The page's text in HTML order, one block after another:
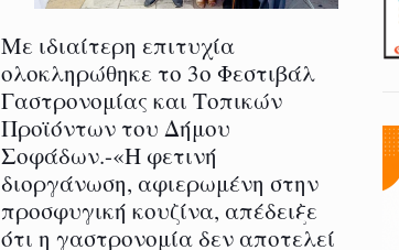
Με ιδιαίτερη επιτυχία
ολοκληρώθηκε το 3ο Φεστιβάλ
Γαστρονομίας και Τοπικών
Προϊόντων του Δήμου
Σοφάδων.-«Η φετινή
διοργάνωση, αφιερωμένη στην
προσφυγική κουζίνα, απέδειξε
ότι η γαστρονομία δεν αποτελεί